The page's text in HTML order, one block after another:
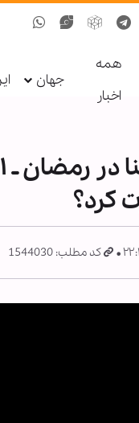
همه
اخبار
جهان
کرد؟
کد مطلب: 1544030